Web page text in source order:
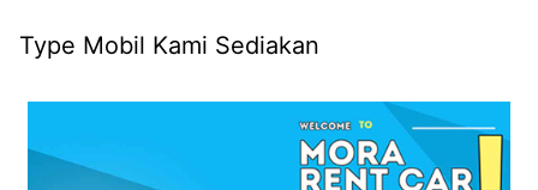
Type Mobil Kami Sediakan